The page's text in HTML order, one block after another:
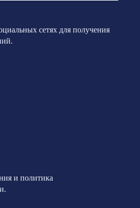
сетях для получения
и политика